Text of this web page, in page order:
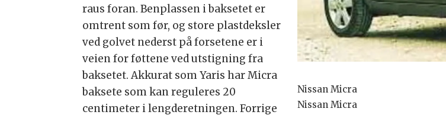
Nissan Micra
Nissan Micra
raus foran. Benplassen i baksetet er
omtrent som før, og store plastdeksler
ved golvet nederst på forsetene er i
veien for føttene ved utstigning fra
baksetet. Akkurat som Yaris har Micra
baksete som kan reguleres 20
centimeter i lengderetningen. Forrige